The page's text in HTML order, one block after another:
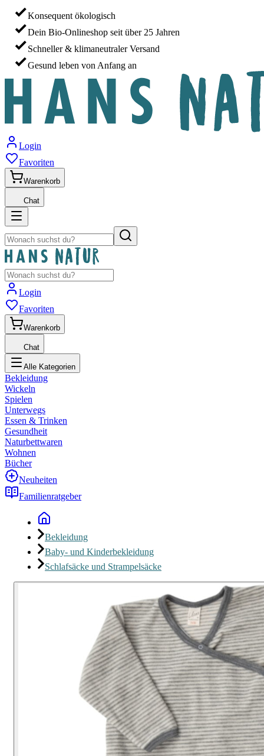
Konsequent ökologisch
Dein Bio-Onlineshop seit über 25 Jahren
Schneller & klimaneutraler Versand
Gesund leben von Anfang an
Login
Favoriten
Warenkorb
Chat
Login
Favoriten
Warenkorb
Chat
Alle Kategorien
Bekleidung
Wickeln
Spielen
Unterwegs
Essen & Trinken
Gesundheit
Naturbettwaren
Wohnen
Bücher
Neuheiten
Familienratgeber
Bekleidung
Baby- und Kinderbekleidung
Schlafsäcke und Strampelsäcke